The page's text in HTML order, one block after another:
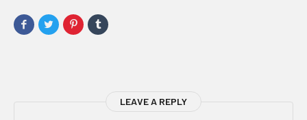
LEAVE A REPLY